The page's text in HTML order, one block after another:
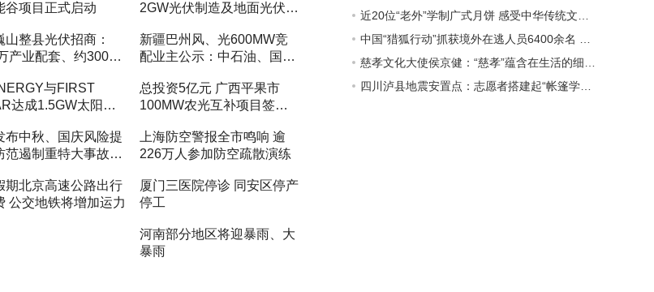
谷项目正式启动
2GW光伏制造及地面光伏项
山整县光伏招商：
产业配套、约3000
新疆巴州风、光600MW竞
配业主公示：中石油、国家
与FIRST
达成1.5GW太阳能
总投资5亿元 广西平果市
100MW农光互补项目签约
布中秋、国庆风险提
范遏制重特大事故发
上海防空警报全市鸣响 逾
226万人参加防空疏散演练
期北京高速公路出行
公交地铁将增加运力
厦门三医院停诊 同安区停产
停工
河南部分地区将迎暴雨、大
暴雨